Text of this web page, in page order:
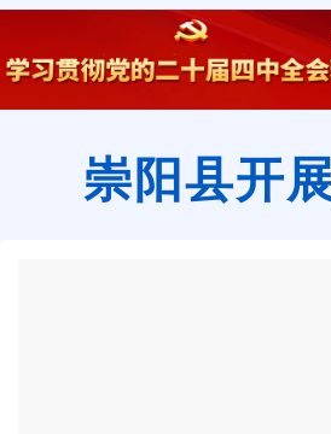
崇阳县开